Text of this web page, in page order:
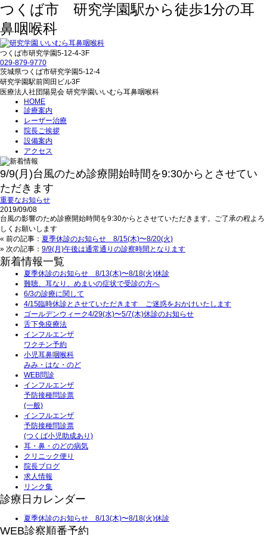
つくば市 研究学園駅から徒歩1分の耳
鼻咽喉科
つくば市研究学園5‐12‐4-3F
029‐879‐9770
茨城県つくば市研究学園5‐12‐4
研究学園駅前岡田ビル3F
医療法人社団陽晃会 研究学園いいむら耳鼻咽喉科
HOME
診療案内
レーザー治療
院長ご挨拶
設備案内
アクセス
9/9(月)台風のため診療開始時間を9:30からとさせてい
ただきます
重要なお知らせ
2019/09/08
台風の影響のため診療開始時間を9:30からとさせていただきます。ご了承の程よろ
しくお願いします
« 前の記事： 夏季休診のお知らせ 8/15(木)〜8/20(火)
» 次の記事： 9/9(月)午後は通常通りの診察時間となります
新着情報一覧
夏季休診のお知らせ 8/13(木)〜8/18(火)休診
難聴、耳なり、めまいの症状で受診の方へ
6/3の診療に関して
4/15臨時休診とさせていただきます ご迷惑をおかけいたします
ゴールデンウィーク4/29(水)〜5/7(木)休診のお知らせ
舌下免疫療法
インフルエンザ
ワクチン予約
小児耳鼻咽喉科
みみ・はな・のど
WEB問診
インフルエンザ
予防接種問診票
(一般)
インフルエンザ
予防接種問診票
(つくば小児助成あり)
耳・鼻・のどの病気
クリニック便り
院長ブログ
求人情報
リンク集
診療日カレンダー
夏季休診のお知らせ 8/13(木)〜8/18(火)休診
WEB診察順番予約